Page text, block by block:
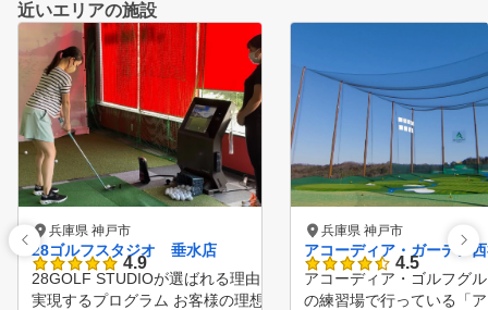
近いエリアの施設
兵庫県 神戸市
28ゴルフスタジオ 垂水店
4.9
28GOLF STUDIOが選ばれる理由 Point.01 理想の姿を
実現するプログラム お客様の理想の姿を実現するため
兵庫県 神戸市
アコーディア・ガーデン
4.5
アコーディア・ゴルフグ
の練習場で行っている「